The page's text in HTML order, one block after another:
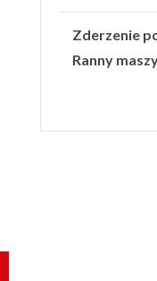
Zderzenie
Ranny